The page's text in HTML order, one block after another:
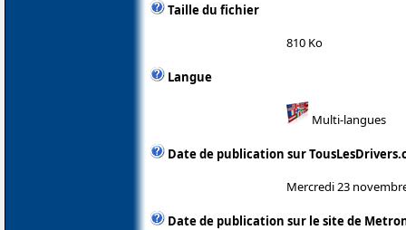
Taille du fichier
810 Ko
Langue
Multi-langues
Date de publication sur
Mercredi 23
Date de publication sur le site de